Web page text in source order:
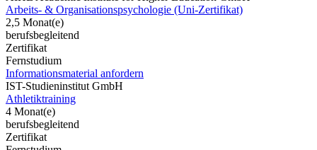
Arbeits- & Organisationspsychologie (Uni-Zertifikat)
2,5 Monat(e)
berufsbegleitend
Zertifikat
Fernstudium
Informationsmaterial anfordern
IST-Studieninstitut GmbH
Athletiktraining
4 Monat(e)
berufsbegleitend
Zertifikat